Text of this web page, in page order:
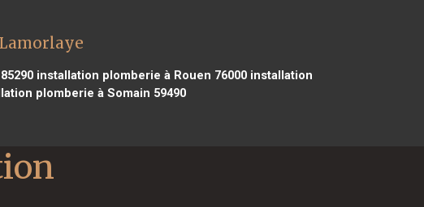
installation plomberie à Rouen 76000 installation
plomberie à Somain 59490